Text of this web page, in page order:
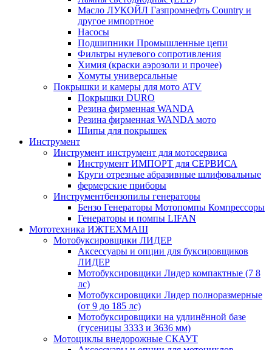
Масло ЛУКОЙЛ Газпромнефть Country и
другое импортное
Насосы
Подшипники Промышленные цепи
Фильтры нулевого сопротивления
Химия (краски аэрозоли и прочее)
Хомуты универсальные
Покрышки и камеры для мото ATV
Покрышки DURO
Резина фирменная WANDA
Резина фирменная WANDA мото
Шипы для покрышек
Инструмент
Инструмент инструмент для мотосервиса
Инструмент ИМПОРТ для СЕРВИСА
Круги отрезные абразивные шлифовальные
фермерские приборы
Инструментбензопилы генераторы
Бензо Генераторы Мотопомпы Компрессоры
Генераторы и помпы LIFAN
Мототехника ИЖТЕХМАШ
Мотобуксировщики ЛИДЕР
Аксессуары и опции для буксировщиков
ЛИДЕР
Мотобуксировщики Лидер компактные (7 8
лс)
Мотобуксировщики Лидер полноразмерные
(от 9 до 185 лс)
Мотобуксировщики на удлинённой базе
(гусеницы 3333 и 3636 мм)
Мотоциклы внедорожные СКАУТ